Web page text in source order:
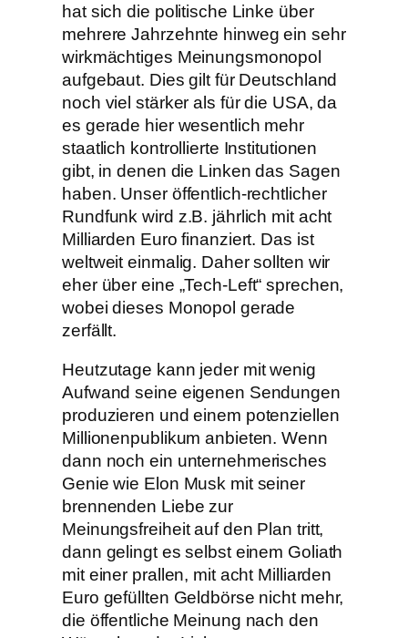
hat sich die politische Linke über
mehrere Jahrzehnte hinweg ein sehr
wirkmächtiges Meinungsmonopol
aufgebaut. Dies gilt für Deutschland
noch viel stärker als für die USA, da
es gerade hier wesentlich mehr
staatlich kontrollierte Institutionen
gibt, in denen die Linken das Sagen
haben. Unser öffentlich-rechtlicher
Rundfunk wird z.B. jährlich mit acht
Milliarden Euro finanziert. Das ist
weltweit einmalig. Daher sollten wir
eher über eine „Tech-Left“ sprechen,
wobei dieses Monopol gerade
zerfällt.
Heutzutage kann jeder mit wenig
Aufwand seine eigenen Sendungen
produzieren und einem potenziellen
Millionenpublikum anbieten. Wenn
dann noch ein unternehmerisches
Genie wie Elon Musk mit seiner
brennenden Liebe zur
Meinungsfreiheit auf den Plan tritt,
dann gelingt es selbst einem Goliath
mit einer prallen, mit acht Milliarden
Euro gefüllten Geldbörse nicht mehr,
die öffentliche Meinung nach den